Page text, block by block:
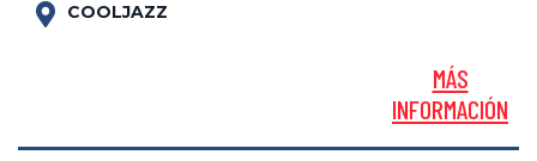
COOLJAZZ
MÁS
INFORMACIÓN